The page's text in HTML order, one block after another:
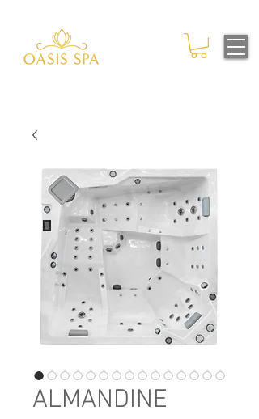
ALMANDINE